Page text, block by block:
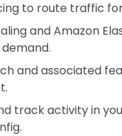
to route traffic
and Amazon
and associated
track activity in